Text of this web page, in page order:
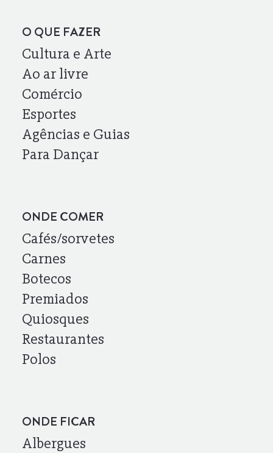
O QUE FAZER
Cultura e Arte
Ao ar livre
Comércio
Esportes
Agências e Guias
Para Dançar
ONDE COMER
Cafés/sorvetes
Carnes
Botecos
Premiados
Quiosques
Restaurantes
Polos
ONDE FICAR
Albergues